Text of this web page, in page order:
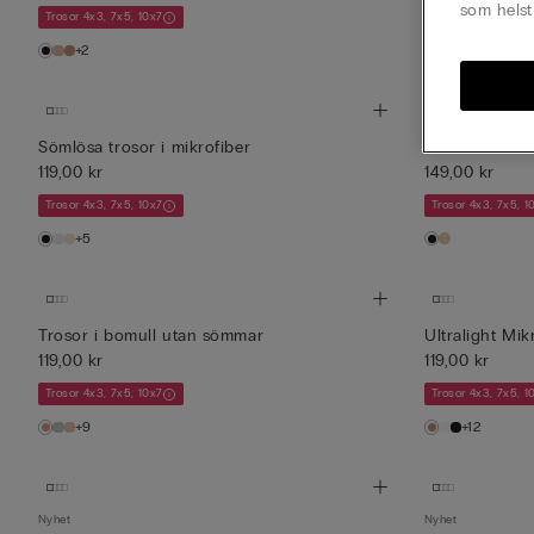
Trosor 4x3, 7x5, 10x7
+2
Trosor 4x3, 7x5,
Sömlösa trosor i mikrofiber
119,00 kr
Trosor 4x3, 7x5, 10x7
+5
Culottes i
149,00 kr
Trosor 4x3, 7x5,
Trosor i bomull utan sömmar
119,00 kr
Trosor 4x3, 7x5, 10x7
+9
Ultralight
119,00 kr
Trosor 4x3, 7x5,
+12
Nyhet Nyhet
som